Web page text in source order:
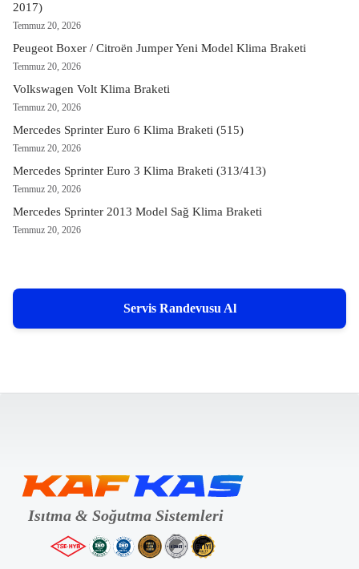
2017)
Temmuz 20, 2026
Peugeot Boxer / Citroën Jumper Yeni Model Klima Braketi
Temmuz 20, 2026
Volkswagen Volt Klima Braketi
Temmuz 20, 2026
Mercedes Sprinter Euro 6 Klima Braketi (515)
Temmuz 20, 2026
Mercedes Sprinter Euro 3 Klima Braketi (313/413)
Temmuz 20, 2026
Mercedes Sprinter 2013 Model Sağ Klima Braketi
Temmuz 20, 2026
Servis Randevusu Al